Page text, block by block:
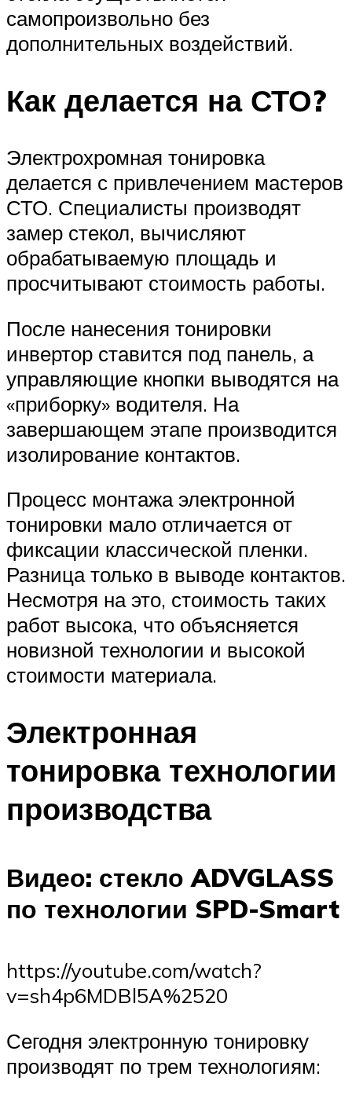
самопроизвольно без
дополнительных воздействий.
Как делается на СТО?
Электрохромная тонировка
делается с привлечением мастеров
СТО. Специалисты производят
замер стекол, вычисляют
обрабатываемую площадь и
просчитывают стоимость работы.
После нанесения тонировки
инвертор ставится под панель, а
управляющие кнопки выводятся на
«приборку» водителя. На
завершающем этапе производится
изолирование контактов.
Процесс монтажа электронной
тонировки мало отличается от
фиксации классической пленки.
Разница только в выводе контактов.
Несмотря на это, стоимость таких
работ высока, что объясняется
новизной технологии и высокой
стоимости материала.
Электронная
тонировка технологии
производства
Видео: стекло ADVGLASS
по технологии SPD-Smart
https://youtube.com/watch?
v=sh4p6MDBl5A%2520
Сегодня электронную тонировку
производят по трем технологиям: